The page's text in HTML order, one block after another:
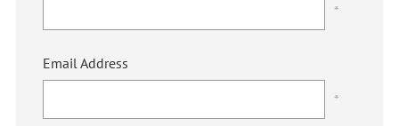
*
Email Address
*